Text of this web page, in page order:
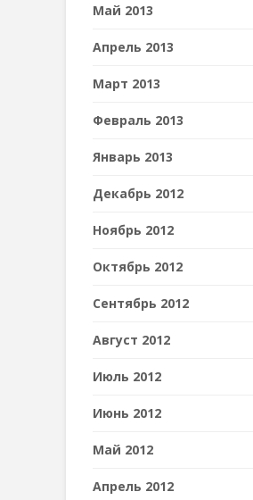
Май 2013
Апрель 2013
Март 2013
Февраль 2013
Январь 2013
Декабрь 2012
Ноябрь 2012
Октябрь 2012
Сентябрь 2012
Август 2012
Июль 2012
Июнь 2012
Май 2012
Апрель 2012